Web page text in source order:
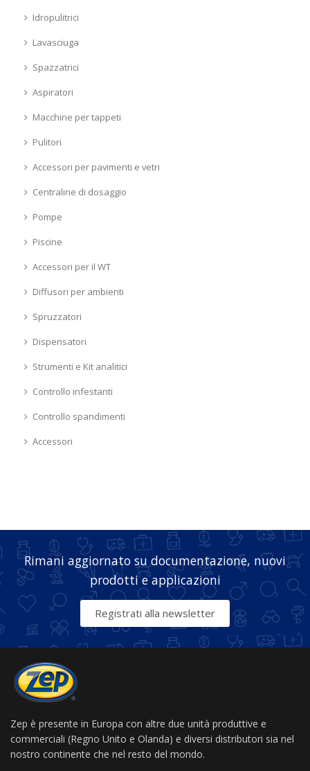
Idropulitrici
Lavasciuga
Spazzatrici
Aspiratori
Macchine per tappeti
Pulitori
Accessori per pavimenti e vetri
Centraline di dosaggio
Pompe
Piscine
Accessori per il WT
Diffusori per ambienti
Spruzzatori
Dispensatori
Strumenti e Kit analitici
Controllo infestanti
Controllo spandimenti
Accessori
Rimani aggiornato su documentazione, nuovi
prodotti e applicazioni
Registrati alla newsletter
Zep è presente in Europa con altre due unità produttive e
commerciali (Regno Unito e Olanda) e diversi distributori sia nel
nostro continente che nel resto del mondo.